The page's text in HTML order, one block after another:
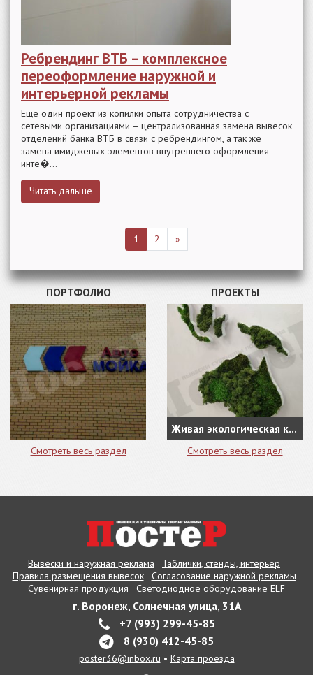
Ребрендинг ВТБ – комплексное
переоформление наружной и
интерьерной рекламы
Еще один проект из копилки опыта сотрудничества с
сетевыми организациями – централизованная замена вывесок
отделений банка ВТБ в связи с ребрендингом, а так же
замена имиджевых элементов внутреннего оформления
инте�...
Читать дальше
1 2 »
ПОРТФОЛИО
Смотреть весь раздел
ПРОЕКТЫ
Живая экологическая карта из натуральной зелени в кабинете руководителя
Смотреть весь раздел
Вывески и наружная реклама
Таблички, стенды, интерьер
Правила размещения вывесок
Согласование наружной рекламы
Сувенирная продукция
Светодиодное оборудование ELF
г. Воронеж, Солнечная улица, 31А
+7 (993) 299-45-85
8 (930) 412-45-85
poster36@inbox.ru • Карта проезда